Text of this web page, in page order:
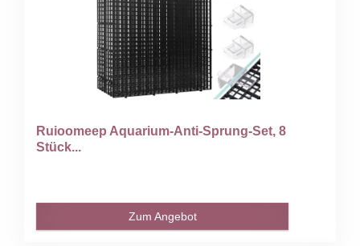
Ruioomeep Aquarium-Anti-Sprung-Set, 8
Stück...
Zum Angebot